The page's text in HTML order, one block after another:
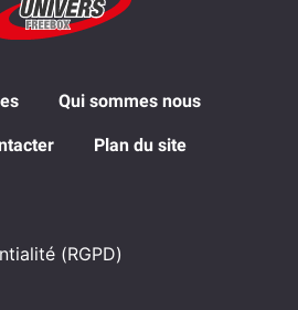
Qui sommes nous
Plan du site
(RGPD)